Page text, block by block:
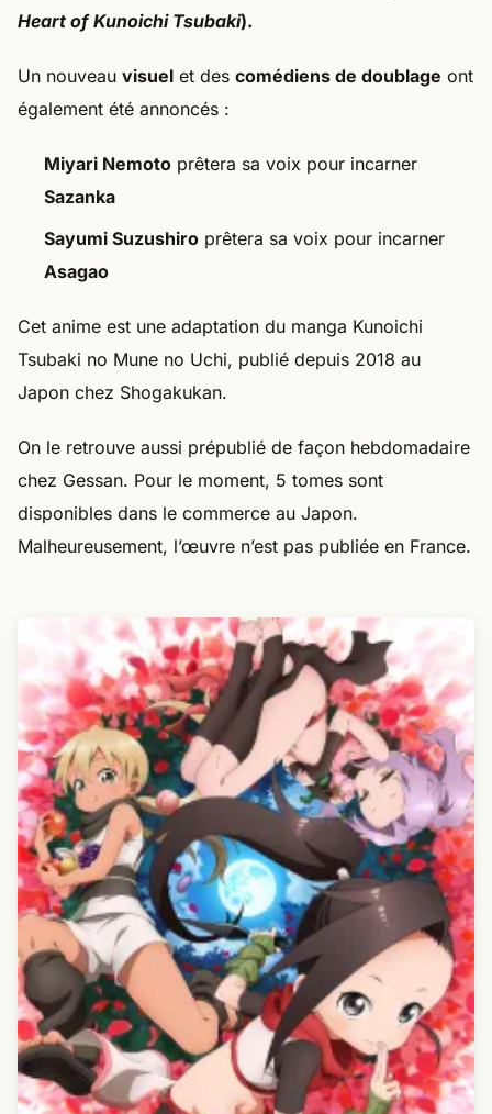
Heart of Kunoichi Tsubaki).
Un nouveau visuel et des comédiens de doublage ont
également été annoncés :
Miyari Nemoto prêtera sa voix pour incarner
Sazanka
Sayumi Suzushiro prêtera sa voix pour incarner
Asagao
Cet anime est une adaptation du manga Kunoichi
Tsubaki no Mune no Uchi, publié depuis 2018 au
Japon chez Shogakukan.
On le retrouve aussi prépublié de façon hebdomadaire
chez Gessan. Pour le moment, 5 tomes sont
disponibles dans le commerce au Japon.
Malheureusement, l’œuvre n’est pas publiée en France.